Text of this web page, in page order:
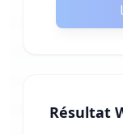
Résultat